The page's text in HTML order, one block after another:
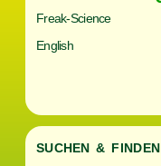
Freak-Science
English
SUCHEN & FINDEN